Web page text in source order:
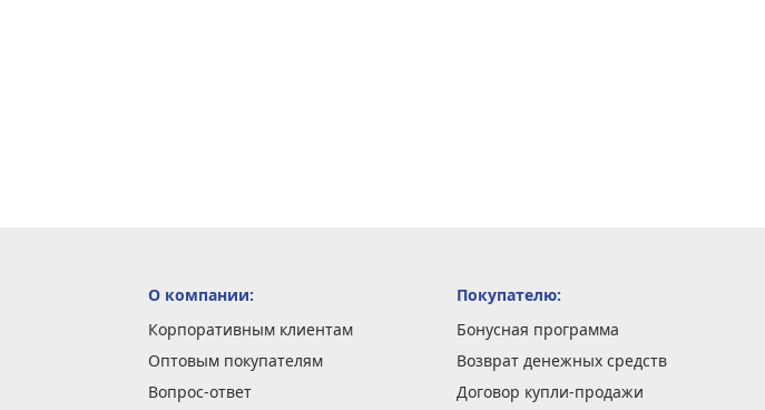
О компании:
Корпоративным клиентам
Оптовым покупателям
Вопрос-ответ
Покупателю:
Бонусная программа
Возврат денежных средств
Договор купли-продажи